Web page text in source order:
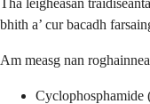
bhith a’ cur bacadh
Am measg nan
Cyclophosphamide